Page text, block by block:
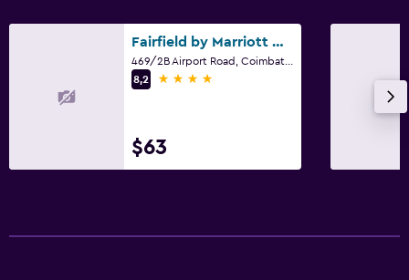
Fairfield by Marriott Coimbatore
8,2
4 estrellas
$63